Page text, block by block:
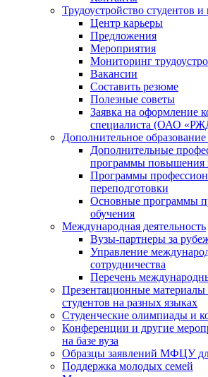
Трудоустройство студентов
Центр карьеры
Предложения
Мероприятия
Мониторинг
Вакансии
Составить резюме
Полезные советы
Заявка на оформление
специалиста (ОАО
Дополнительное
Дополнительные
программы повышения
Программы
переподготовки
Основные программы
обучения
Международная деятельность
Вузы-партнеры за
Управление
сотрудничества
Перечень
Презентационные материалы
студентов на разных языках
Студенческие олимпиады и
Конференции и другие
на базе вуза
Образцы заявлений МФЦУ
Поддержка молодых семей